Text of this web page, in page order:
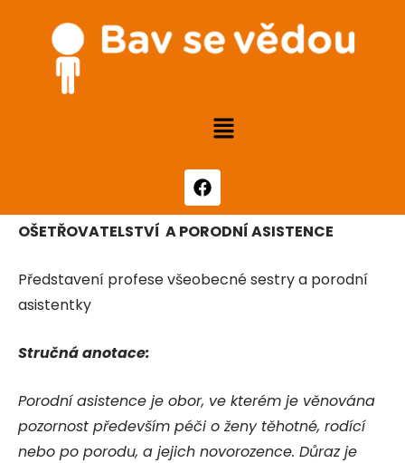
OŠETŘOVATELSTVÍ A PORODNÍ ASISTENCE
Představení profese všeobecné sestry a porodní
asistentky
Stručná anotace:
Porodní asistence je obor, ve kterém je věnována
pozornost především péči o ženy těhotné, rodící
nebo po porodu, a jejich novorozence. Důraz je